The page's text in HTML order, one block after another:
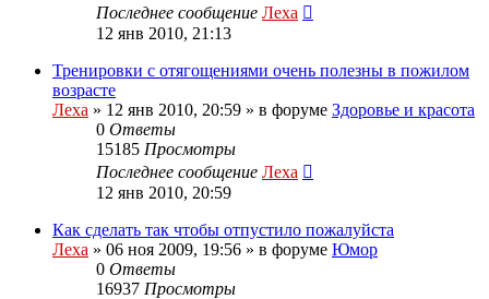
Последнее сообщение Леха
12 янв 2010, 21:13
Тренировки с отягощениями очень полезны в пожилом
возрасте
Леха » 12 янв 2010, 20:59 » в форуме Здоровье и красота
0 Ответы
15185 Просмотры
Последнее сообщение Леха
12 янв 2010, 20:59
Как сделать так чтобы отпустило пожалуйста
Леха » 06 ноя 2009, 19:56 » в форуме Юмор
0 Ответы
16937 Просмотры